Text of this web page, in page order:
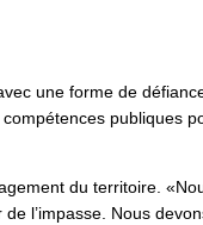
une forme de
publiques
du territoire.
l’impasse. Nous